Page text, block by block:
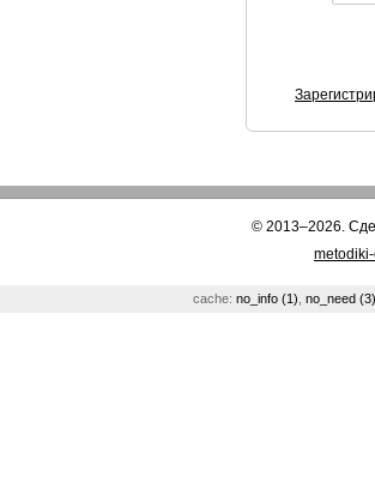
© 2013–2026.
cache: no_info (1) no_need (3)